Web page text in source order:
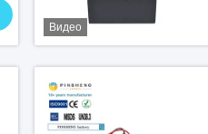
Видео